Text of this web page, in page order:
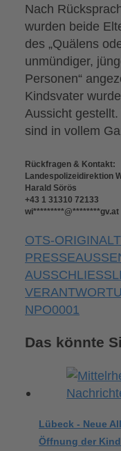
Nach
wurden beide
des „Quälens
unmündiger,
Personen“
Kindsvater
Aussicht
sind in vollem
Rückfragen & Kontakt:
Landespolizeidirektion
Harald Sörös
+43 1 31310 72133
wi*********@********gv.at
OTS-
NPO0001
Das könnte
Lübeck - Neue
Öffnung der